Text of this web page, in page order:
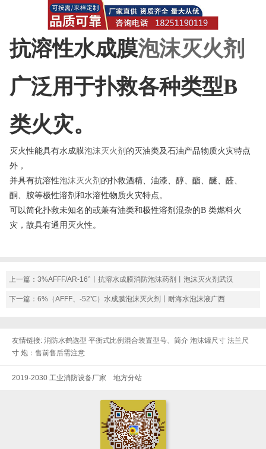
抗溶性水成膜泡沫灭火剂
广泛用于扑救各种类型B
类火灾。
灭火性能具有水成膜泡沫灭火剂 的灭油类及石油产品物质火灾特点
外，
并具有抗溶性泡沫灭火剂 的扑救酒精、油漆、醇、酯、醚、醛、
酮、胺等极性溶剂和水溶性物质火灾特点。
可以简化扑救未知名的或兼有油类和极性溶剂混杂的B 类燃料火
灾，故具有通用灭火性。
上一篇： 3%AFFF/AR-16°丨抗溶水成膜消防泡沫药剂丨泡沫灭火剂武汉
下一篇： 6%（AFFF、-52℃）水成膜泡沫灭火剂丨耐海水泡沫液广西
友情链接: 消防水鹤选型 平衡式比例混合装置型号、简介 泡沫罐尺寸 法兰尺
寸 炮：售前售后需注意
2019-2030 工业消防设备厂家 地方分站